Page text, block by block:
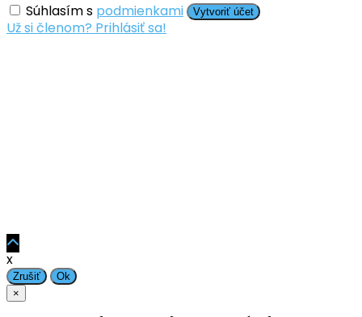
Súhlasím s podmienkami Vytvoriť účet
Už si členom? Prihlásiť sa!
x
Zrušiť
Ok
×